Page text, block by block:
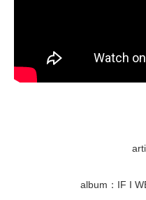
album：IF I